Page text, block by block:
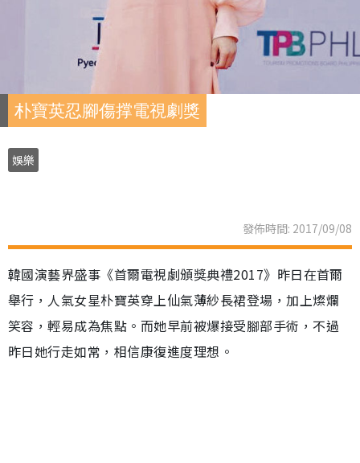
朴寶英忍腳傷撑電視劇獎
娛樂
發佈時間: 2017/09/08
韓國演藝界盛事《首爾電視劇頒獎典禮2017》昨日在首爾
舉行，人氣女星朴寶英穿上仙氣薄紗長裙登場，加上燦爛
笑容，輕易成為焦點。而她早前被爆接受腳部手術，不過
昨日她行走如常，相信康復進度理想。